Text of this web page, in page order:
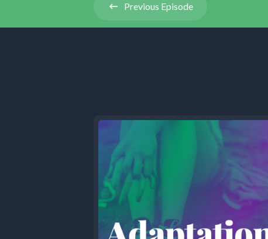
Previous Episode